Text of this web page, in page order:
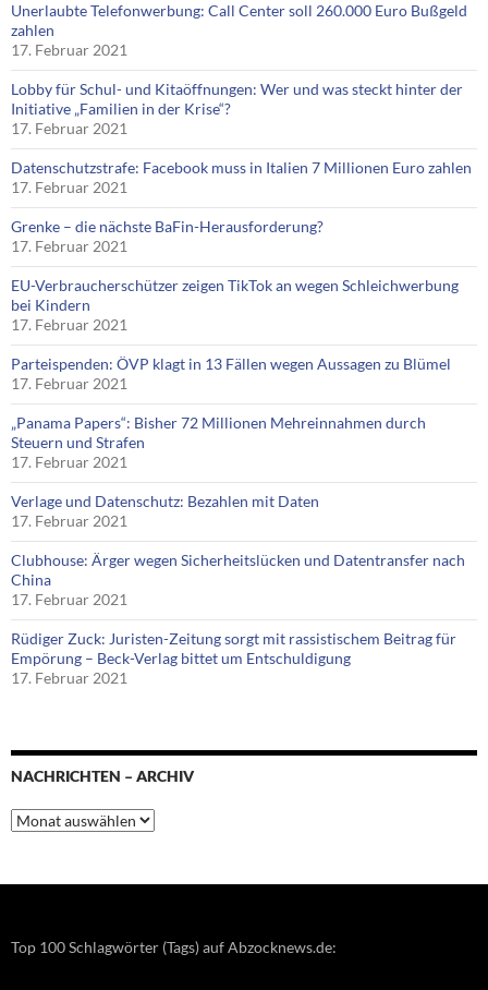
Unerlaubte Telefonwerbung: Call Center soll 260.000 Euro Bußgeld
zahlen
17. Februar 2021
Lobby für Schul- und Kitaöffnungen: Wer und was steckt hinter der
Initiative „Familien in der Krise“?
17. Februar 2021
Datenschutzstrafe: Facebook muss in Italien 7 Millionen Euro zahlen
17. Februar 2021
Grenke – die nächste BaFin-Herausforderung?
17. Februar 2021
EU-Verbraucherschützer zeigen TikTok an wegen Schleichwerbung
bei Kindern
17. Februar 2021
Parteispenden: ÖVP klagt in 13 Fällen wegen Aussagen zu Blümel
17. Februar 2021
„Panama Papers“: Bisher 72 Millionen Mehreinnahmen durch
Steuern und Strafen
17. Februar 2021
Verlage und Datenschutz: Bezahlen mit Daten
17. Februar 2021
Clubhouse: Ärger wegen Sicherheitslücken und Datentransfer nach
China
17. Februar 2021
Rüdiger Zuck: Juristen-Zeitung sorgt mit rassistischem Beitrag für
Empörung – Beck-Verlag bittet um Entschuldigung
17. Februar 2021
NACHRICHTEN – ARCHIV
Nachrichten
–
Top 100 Schlagwörter (Tags) auf Abzocknews.de: